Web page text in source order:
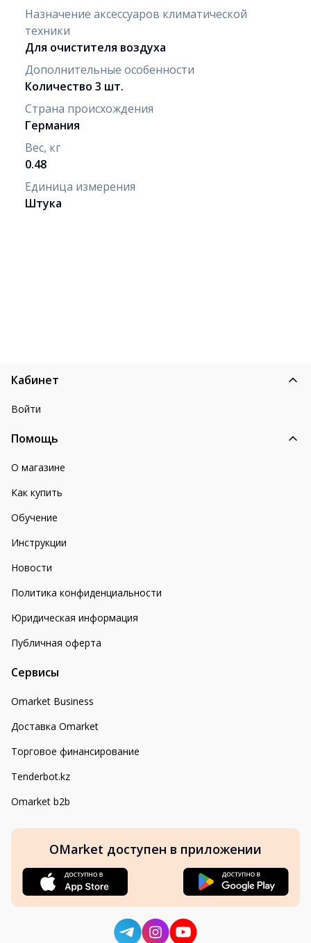
Назначение аксессуаров климатической
техники
Для очистителя воздуха
Дополнительные особенности
Количество 3 шт.
Страна происхождения
Германия
Вес, кг
0.48
Единица измерения
Штука
Кабинет
Войти
Помощь
О магазине
Как купить
Обучение
Инструкции
Новости
Политика конфиденциальности
Юридическая информация
Публичная оферта
Сервисы
Omarket Business
Доставка Omarket
Торговое финансирование
Tenderbot.kz
Omarket b2b
OMarket доступен в приложении